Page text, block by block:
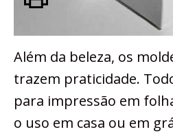
Além da beleza, os
trazem praticidade.
para impressão em
o uso em casa ou em